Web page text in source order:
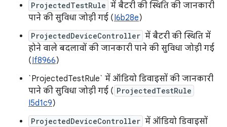
ProjectedTestRule में बैटरी की स्थिति की जानकारी
पाने की सुविधा जोड़ी गई (I6b28e)
ProjectedDeviceController में बैटरी की स्थिति में
होने वाले बदलावों की जानकारी पाने की सुविधा जोड़ी गई
(If8966)
`ProjectedTestRule` में ऑडियो डिवाइसों की जानकारी
पाने की सुविधा जोड़ी गई ( ProjectedTestRule
I5d1c9)
ProjectedDeviceController में ऑडियो डिवाइसों